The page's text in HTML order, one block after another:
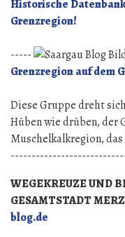
Historische
Grenzregion!
-----
Grenzregion auf dem
Diese Gruppe dreht
Hüben wie drüben, der
Muschelkalkregion,
WEGEKREUZE UND
GESAMTSTADT
blog.de